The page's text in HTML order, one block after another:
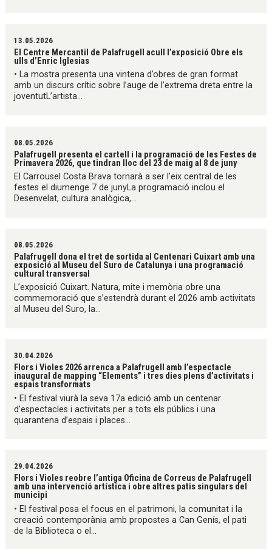
13.05.2026
El Centre Mercantil de Palafrugell acull l’exposició Obre els
ulls d’Enric Iglesias
• La mostra presenta una vintena d’obres de gran format
amb un discurs crític sobre l’auge de l’extrema dreta entre la
joventutL’artista...
08.05.2026
Palafrugell presenta el cartell i la programació de les Festes de
Primavera 2026, que tindran lloc del 23 de maig al 8 de juny
El Carrousel Costa Brava tornarà a ser l’eix central de les
festes el diumenge 7 de junyLa programació inclou el
Desenvelat, cultura analògica,...
08.05.2026
Palafrugell dona el tret de sortida al Centenari Cuixart amb una
exposició al Museu del Suro de Catalunya i una programació
cultural transversal
L’exposició Cuixart. Natura, mite i memòria obre una
commemoració que s’estendrà durant el 2026 amb activitats
al Museu del Suro, la...
30.04.2026
Flors i Violes 2026 arrenca a Palafrugell amb l’espectacle
inaugural de mapping “Elements” i tres dies plens d’activitats i
espais transformats
• El festival viurà la seva 17a edició amb un centenar
d’espectacles i activitats per a tots els públics i una
quarantena d’espais i places...
29.04.2026
Flors i Violes reobre l’antiga Oficina de Correus de Palafrugell
amb una intervenció artística i obre altres patis singulars del
municipi
• El festival posa el focus en el patrimoni, la comunitat i la
creació contemporània amb propostes a Can Genís, el pati
de la Biblioteca o el...